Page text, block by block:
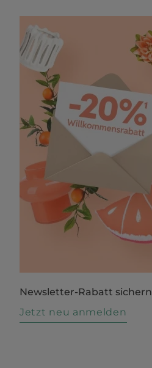
Newsletter-Rabatt sichern
Jetzt neu anmelden